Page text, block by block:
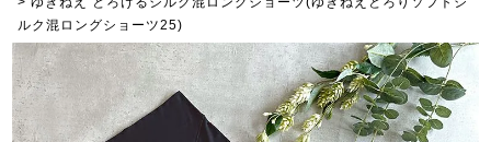
ルク混ロングショーツ25)